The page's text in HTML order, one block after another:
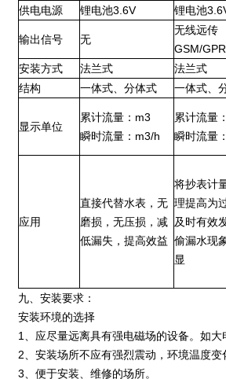
供电电源
锂电池3.6V 锂电池
输出信号 无
无线远传
GSM/
安装方式 法兰式 法兰式
结构
一体式、分体式 一体式、
显示单位
累计流量：m3
瞬时流量：m3/h
累计流量
瞬时流量
应用
直接代替水表，无
磨损，无压损，减
低漏失，提高效益
将抄表计
理提高为
及时有效
偷漏水现
显
九、安装要求：
安装环境的选择
1、应尽量远离具有强电磁场的设备。如大
2、安装场所不应有强烈震动，环境温度变
3、便于安装、维修的场所。